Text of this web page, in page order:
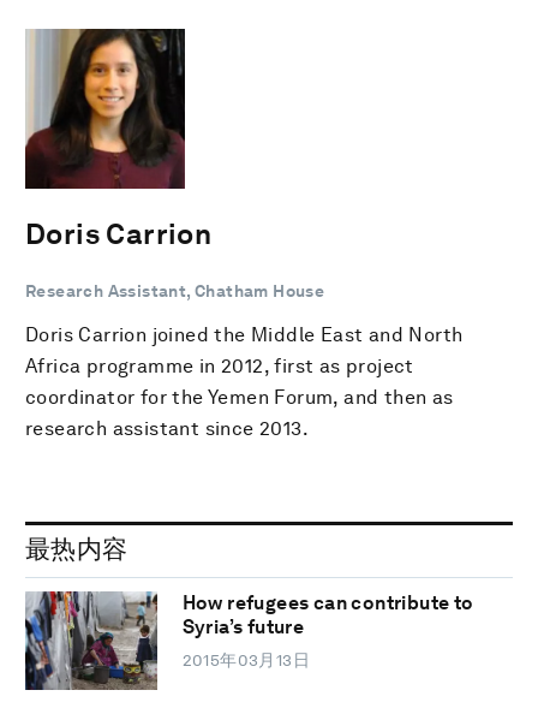
Doris Carrion
Research Assistant, Chatham House
Doris Carrion joined the Middle East and North
Africa programme in 2012, first as project
coordinator for the Yemen Forum, and then as
research assistant since 2013.
最热内容
How refugees can contribute to
Syria’s future
2015年03月13日